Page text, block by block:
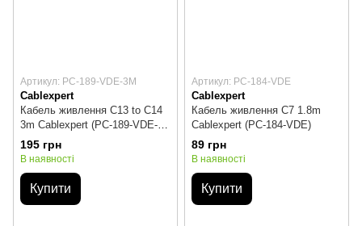
Артикул: PC-189-VDE-3M
Cablexpert
Кабель живлення C13 to C14
3m Cablexpert (PC-189-VDE-
3M)
195 грн
В наявності
Купити
Артикул: PC-184-VDE
Cablexpert
Кабель живлення C7 1.8m
Cablexpert (PC-184-VDE)
89 грн
В наявності
Купити